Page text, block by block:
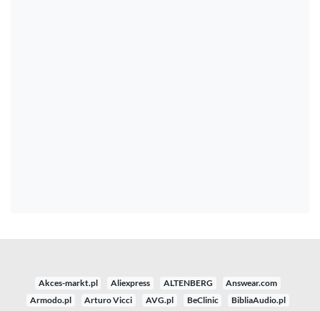
Akces-markt.pl Aliexpress ALTENBERG
Answear.com
Armodo.pl
Arturo Vicci AVG.pl BeClinic
BibliaAudio.pl